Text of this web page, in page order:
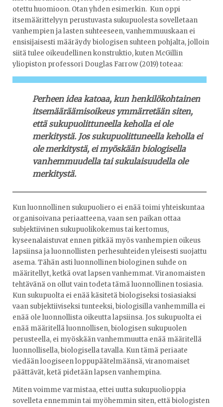
otettu huomioon. Otan yhden esimerkin. Kun oppi
itsemäärittelyyn perustuvasta sukupuolesta sovelletaan
vanhempien ja lasten suhteeseen, vanhemmuuskaan ei
ensisijaisesti määräydy biologisen suhteen pohjalta, jolloin
siitä tulee oikeudellinen konstruktio, kuten McGillin
yliopiston professori Douglas Farrow (2019) toteaa:
Perheen idea katoaa, kun henkilökohtainen
itsemääräämisoikeus ymmärretään siten,
että sukupuolittuneella keholla ei ole
merkitystä. Jos sukupuolittuneella keholla ei
ole merkitystä, ei myöskään biologisella
vanhemmuudella tai sukulaisuudella ole
merkitystä.
Kun luonnollinen sukupuoliero ei enää toimi yhteiskuntaa
organisoivana periaatteena, vaan sen paikan ottaa
subjektiivinen sukupuolikokemus tai kertomus,
kyseenalaistuvat ennen pitkää myös vanhempien oikeus
lapsiinsa ja luonnollisten perhesuhteiden yleisesti suojattu
asema. Tähän asti luonnollinen biologinen suhde on
määritellyt, ketkä ovat lapsen vanhemmat. Viranomaisten
tehtävänä on ollut vain todeta tämä luonnollinen tosiasia.
Kun sukupuolta ei enää käsitetä biologiseksi tosiasiaksi
vaan subjektiiviseksi tunteeksi, biologisilla vanhemmilla ei
enää ole luonnollista oikeutta lapsiinsa. Jos sukupuolta ei
enää määritellä luonnollisen, biologisen sukupuolen
perusteella, ei myöskään vanhemmuutta enää määritellä
luonnollisella, biologisella tavalla. Kun tämä periaate
viedään loogiseen loppupäätelmäänsä, viranomaiset
päättävät, ketä pidetään lapsen vanhempina.
Miten voimme varmistaa, ettei uutta sukupuolioppia
sovelleta ennemmin tai myöhemmin siten, että biologisten